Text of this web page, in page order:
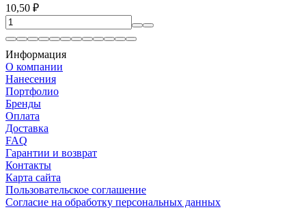
10,50 ₽
Информация
О компании
Нанесения
Портфолио
Бренды
Оплата
Доставка
FAQ
Гарантии и возврат
Контакты
Карта сайта
Пользовательское соглашение
Согласие на обработку персональных данных